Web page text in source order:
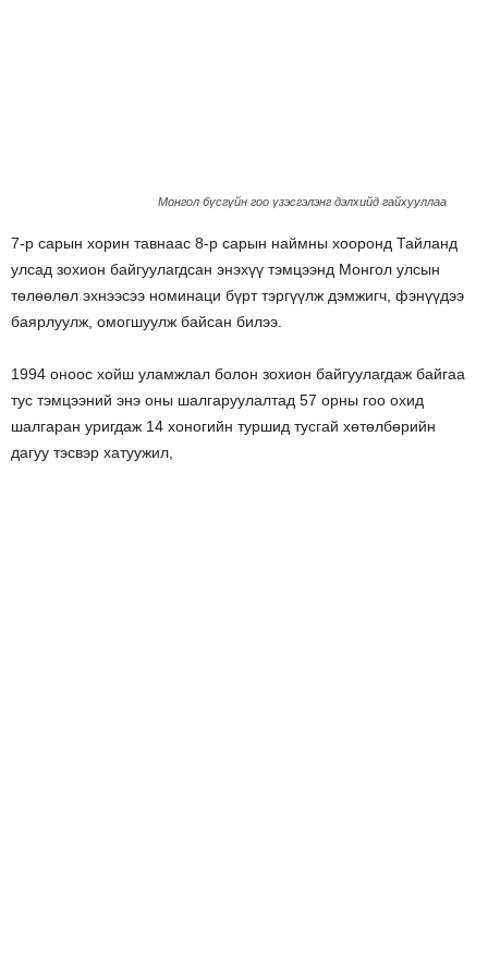
Монгол бүсгүйн гоо үзэсгэлэнг дэлхийд гайхууллаа
7-р сарын хорин тавнаас 8-р сарын наймны хооронд Тайланд
улсад зохион байгуулагдсан энэхүү тэмцээнд Монгол улсын
төлөөлөл эхнээсээ номинаци бүрт тэргүүлж дэмжигч, фэнүүдээ
баярлуулж, омогшуулж байсан билээ.
1994 оноос хойш уламжлал болон зохион байгуулагдаж байгаа
тус тэмцээний энэ оны шалгаруулалтад 57 орны гоо охид
шалгаран уригдаж 14 хоногийн туршид тусгай хөтөлбөрийн
дагуу тэсвэр хатуужил,